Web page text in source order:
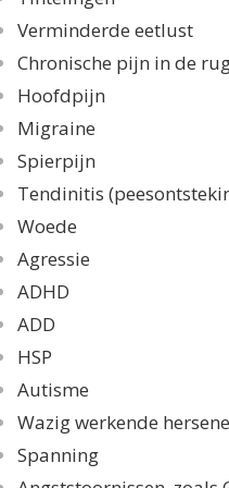
Verminderde eetlust
Chronische pijn in de
Hoofdpijn
Migraine
Spierpijn
Tendinitis
Woede
Agressie
ADHD
ADD
HSP
Autisme
Wazig werkende
Spanning